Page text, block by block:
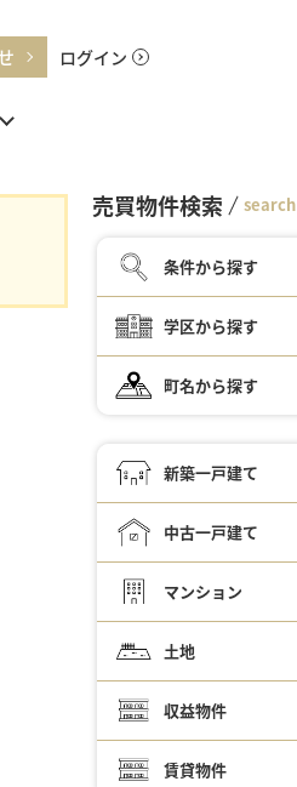
ログイン
売買物件検索 search
条件から探す
学区から探す
町名から探す
新築一戸建て
中古一戸建て
マンション
土地
収益物件
賃貸物件